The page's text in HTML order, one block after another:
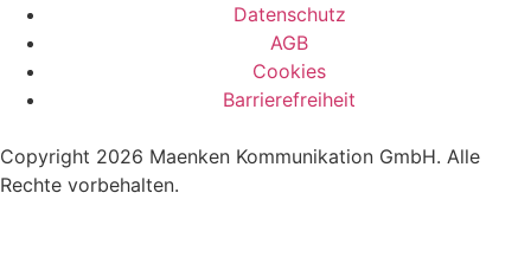
Datenschutz
AGB
Cookies
Barrierefreiheit
Copyright 2026 Maenken Kommunikation GmbH. Alle
Rechte vorbehalten.